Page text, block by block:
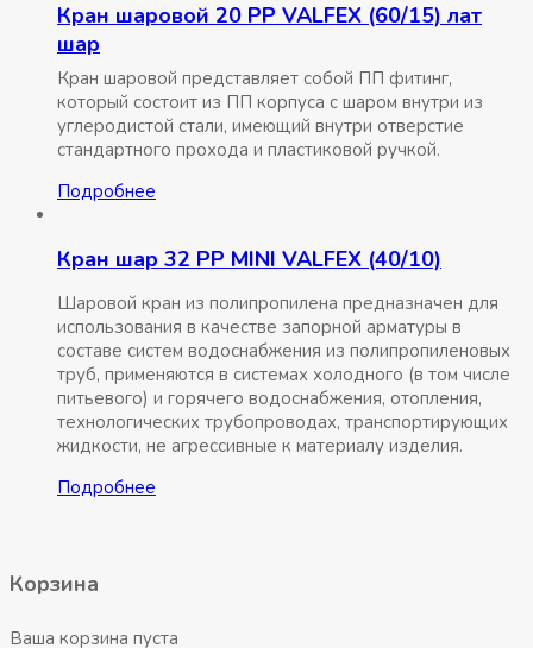
одинарным
разъемным
соединением
VALFEX
Кран шаровой 20 РР VALFEX (60/15) лат
шар
Кран шаровой представляет собой ПП фитинг,
который состоит из ПП корпуса с шаром внутри из
углеродистой стали, имеющий внутри отверстие
стандартного прохода и пластиковой ручкой.
Подробнее
Кран шар 32 PP MINI VALFEX (40/10)
Шаровой кран из полипропилена предназначен для
использования в качестве запорной арматуры в
составе систем водоснабжения из полипропиленовых
труб, применяются в системах холодного (в том числе
питьевого) и горячего водоснабжения, отопления,
технологических трубопроводах, транспортирующих
жидкости, не агрессивные к материалу изделия.
Подробнее
Корзина
Ваша корзина пуста